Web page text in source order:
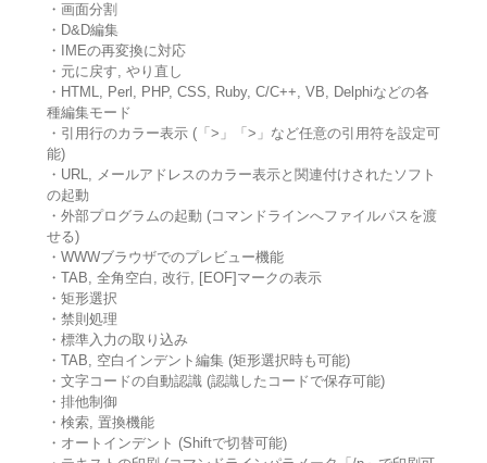
・画面分割
・D&D編集
・IMEの再変換に対応
・元に戻す, やり直し
・HTML, Perl, PHP, CSS, Ruby, C/C++, VB, Delphiなどの各
種編集モード
・引用行のカラー表示 (「>」「>」など任意の引用符を設定可
能)
・URL, メールアドレスのカラー表示と関連付けされたソフト
の起動
・外部プログラムの起動 (コマンドラインへファイルパスを渡
せる)
・WWWブラウザでのプレビュー機能
・TAB, 全角空白, 改行, [EOF]マークの表示
・矩形選択
・禁則処理
・標準入力の取り込み
・TAB, 空白インデント編集 (矩形選択時も可能)
・文字コードの自動認識 (認識したコードで保存可能)
・排他制御
・検索, 置換機能
・オートインデント (Shiftで切替可能)